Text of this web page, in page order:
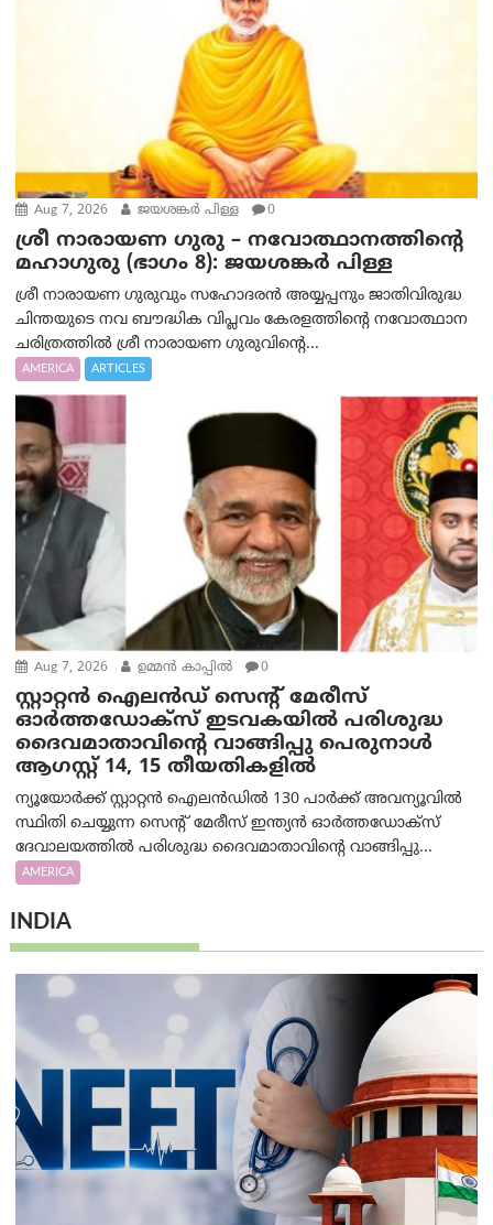
Aug 7, 2026 ജയശങ്കര്‍ പിള്ള 0
ശ്രീ നാരായണ ഗുരു – നവോത്ഥാനത്തിന്റെ
മഹാഗുരു (ഭാഗം 8): ജയശങ്കര്‍ പിള്ള
ശ്രീ നാരായണ ഗുരുവും സഹോദരൻ അയ്യപ്പനും ജാതിവിരുദ്ധ
ചിന്തയുടെ നവ ബൗദ്ധിക വിപ്ലവം കേരളത്തിന്റെ നവോത്ഥാന
ചരിത്രത്തിൽ ശ്രീ നാരായണ ഗുരുവിന്റെ...
AMERICA ARTICLES
Aug 7, 2026 ഉമ്മന്‍ കാപ്പില്‍ 0
സ്റ്റാറ്റൻ ഐലൻഡ് സെന്റ് മേരീസ്
ഓർത്തഡോക്സ് ഇടവകയിൽ പരിശുദ്ധ
ദൈവമാതാവിന്റെ വാങ്ങിപ്പു പെരുനാൾ
ആഗസ്റ്റ് 14, 15 തീയതികളിൽ
ന്യൂയോർക്ക് സ്റ്റാറ്റൻ ഐലൻഡിൽ 130 പാർക്ക് അവന്യൂവിൽ
സ്ഥിതി ചെയ്യുന്ന സെന്റ് മേരീസ് ഇന്ത്യൻ ഓർത്തഡോക്സ്
ദേവാലയത്തിൽ പരിശുദ്ധ ദൈവമാതാവിന്റെ വാങ്ങിപ്പു...
AMERICA
INDIA